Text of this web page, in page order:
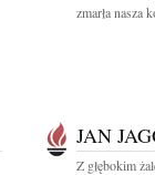
zmarła nasza
JAN
Z głębokim